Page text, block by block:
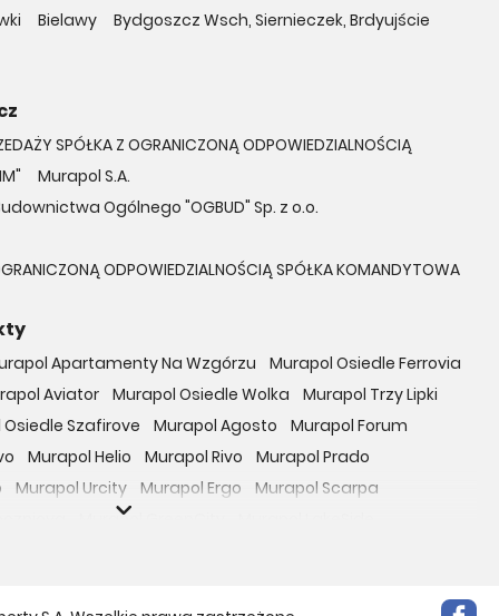
Bielawy
Bydgoszcz Wsch, Siernieczek, Brdyujście
SPÓŁKA Z OGRANICZONĄ ODPOWIEDZIALNOŚCIĄ
Murapol S.A.
Ogólnego "OGBUD" Sp. z o.o.
ODPOWIEDZIALNOŚCIĄ SPÓŁKA KOMANDYTOWA
Apartamenty Na Wzgórzu
Murapol Osiedle Ferrovia
Aviator Murapol Osiedle Wolka
Murapol Trzy Lipki
Szafirove Murapol Agosto
Murapol Forum
Murapol Helio Murapol Rivo
Murapol Prado
Murapol Urcity Murapol Ergo
Murapol Scarpa
Murapol GreenCity